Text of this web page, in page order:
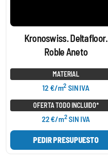
Kronoswiss. Deltafloor.
Roble Aneto
MATERIAL
12 €/m2 SIN IVA
OFERTA TODO INCLUIDO*
22 €/m2SIN IVA
PEDIR PRESUPUESTO